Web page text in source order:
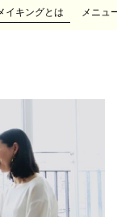
イキングとは メニュ